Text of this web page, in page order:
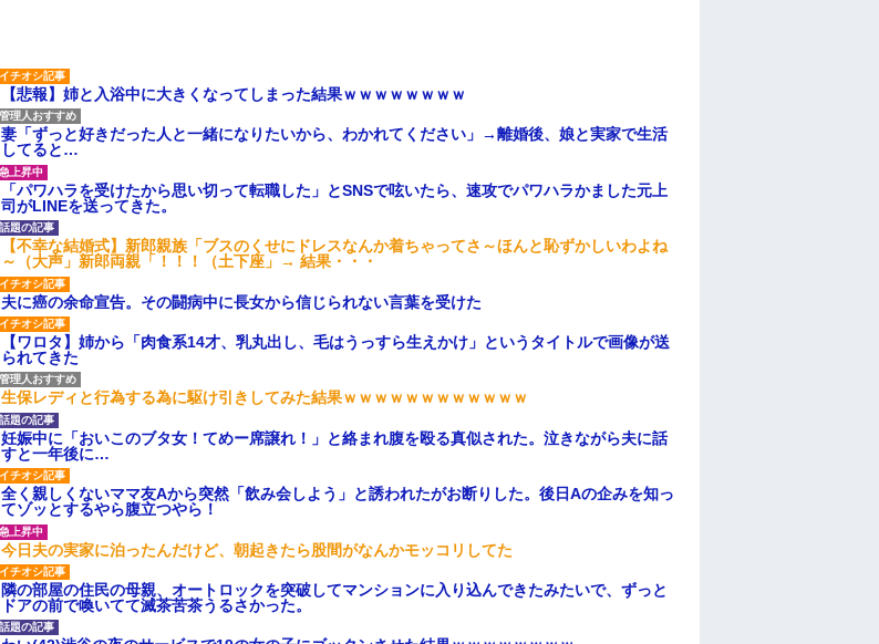
【悲報】姉と入浴中に大きくなってしまった結果ｗｗｗｗｗｗｗｗ
妻「ずっと好きだった人と一緒になりたいから、わかれてください」→離婚後、娘と実家で生活
してると…
「パワハラを受けたから思い切って転職した」とSNSで呟いたら、速攻でパワハラかました元上
司がLINEを送ってきた。
【不幸な結婚式】新郎親族「ブスのくせにドレスなんか着ちゃってさ～ほんと恥ずかしいわよね
～（大声」新郎両親「！！！（土下座」→ 結果・・・
夫に癌の余命宣告。その闘病中に長女から信じられない言葉を受けた
【ワロタ】姉から「肉食系14才、乳丸出し、毛はうっすら生えかけ」というタイトルで画像が送
られてきた
生保レディと行為する為に駆け引きしてみた結果ｗｗｗｗｗｗｗｗｗｗｗｗ
妊娠中に「おいこのブタ女！てめー席譲れ！」と絡まれ腹を殴る真似された。泣きながら夫に話
すと一年後に…
全く親しくないママ友Aから突然「飲み会しよう」と誘われたがお断りした。後日Aの企みを知っ
てゾッとするやら腹立つやら！
今日夫の実家に泊ったんだけど、朝起きたら股間がなんかモッコリしてた
隣の部屋の住民の母親、オートロックを突破してマンションに入り込んできたみたいで、ずっと
ドアの前で喚いてて滅茶苦茶うるさかった。